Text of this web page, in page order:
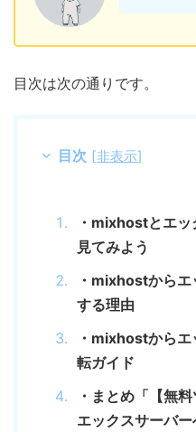
目次は次の通りです。
目次 [非表示]
・mixhostとエ
見てみよう
・mixhostから
する理由
・mixhostから
転ガイド
・まとめ「【無
エックスサーバ